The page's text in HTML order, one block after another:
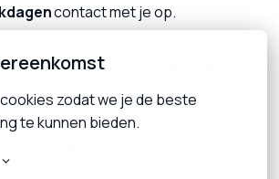
zodat we je de beste
te kunnen bieden.
contact met je op.
onze vacatures wordt niet op prijs